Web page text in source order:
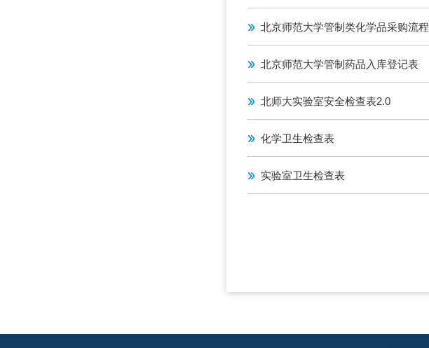
北京师范大学管制类化学品采购流程
北京师范大学管制药品入库登记表
北师大实验室安全检查表2.0
化学卫生检查表
实验室卫生检查表